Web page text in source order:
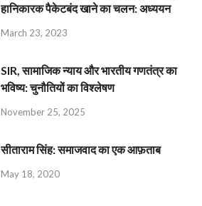
हानिकारक पैकेटबंद खाने का चलन: अध्ययन
March 23, 2023
SIR, सामाजिक न्याय और भारतीय गणतंत्र का
भविष्य: चुनौतियों का विश्लेषण
November 25, 2025
सीताराम सिंह: समाजवाद का एक आफ़ताब
May 18, 2020